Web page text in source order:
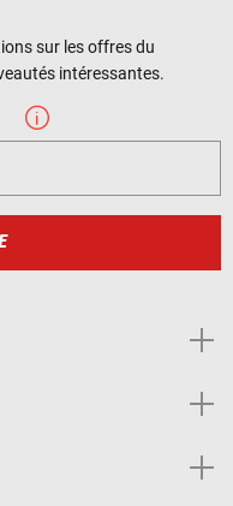
sur les offres du
intéressantes.